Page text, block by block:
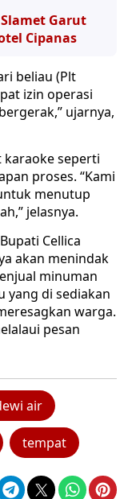
Garut
Cipanas
beliau (Plt
izin operasi
ujarnya,
karaoke seperti
proses. “Kami
menutup
jelasnya.
Cellica
akan menindak
minuman
yang di sediakan
warga.
pesan
air
tempat